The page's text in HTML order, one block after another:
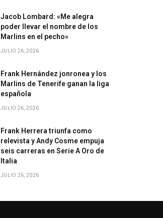
Jacob Lombard: «Me alegra
poder llevar el nombre de los
Marlins en el pecho»
JULIO 26, 2026
Frank Hernández jonronea y los
Marlins de Tenerife ganan la liga
española
JULIO 26, 2026
Frank Herrera triunfa como
relevista y Andy Cosme empuja
seis carreras en Serie A Oro de
Italia
JULIO 26, 2026